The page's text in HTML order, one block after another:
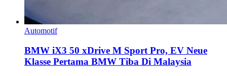
Automotif
BMW iX3 50 xDrive M Sport Pro, EV Neue
Klasse Pertama BMW Tiba Di Malaysia